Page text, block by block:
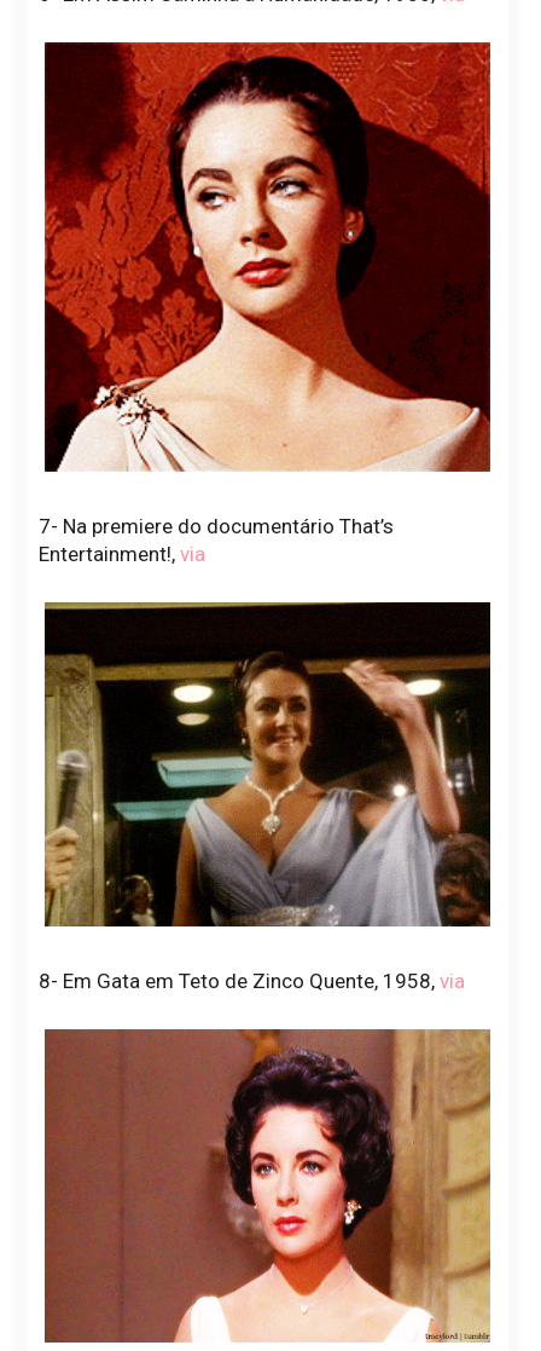
7- Na premiere do documentário That’s
Entertainment!, via
8- Em Gata em Teto de Zinco Quente, 1958, via